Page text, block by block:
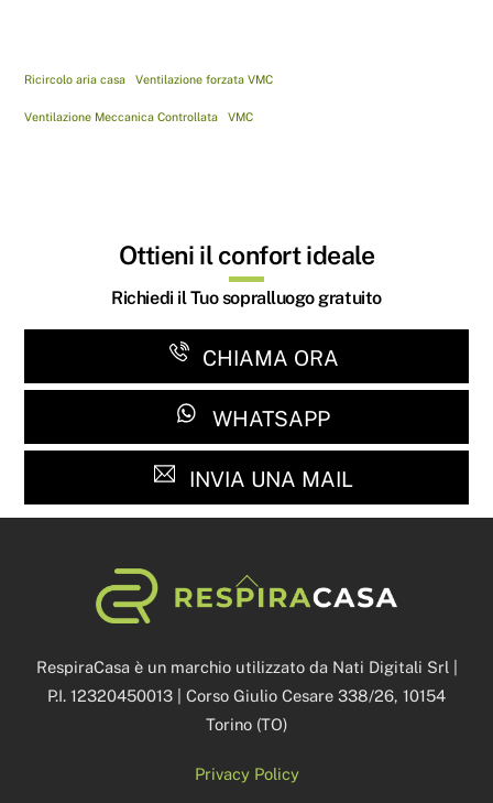
Ricircolo aria casa Ventilazione forzata VMC
Ventilazione Meccanica Controllata VMC
Ottieni il confort ideale
Richiedi il Tuo sopralluogo gratuito
CHIAMA ORA
WHATSAPP
INVIA UNA MAIL
Back
To
RespiraCasa è un marchio utilizzato da Nati Digitali Srl |
P.I. 12320450013 | Corso Giulio Cesare 338/26, 10154
Torino (TO)
Privacy Policy